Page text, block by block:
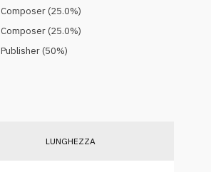
Composer(25.0%)
Composer(25.0%)
Publisher(50%)
LUNGHEZZA